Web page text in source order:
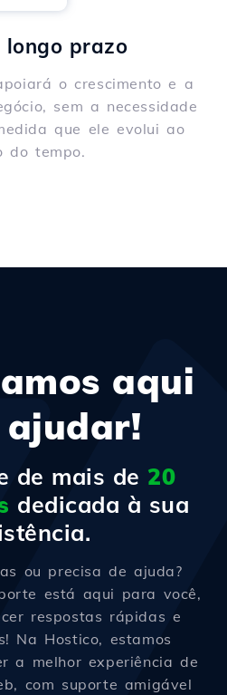
longo prazo
o crescimento e a
sem a necessidade
que ele evolui ao
do tempo.
aqui
de mais de 20
dedicada à sua
ou precisa de ajuda?
está aqui para você,
respostas rápidas e
Na Hostico, estamos
a melhor experiência de
com suporte amigável